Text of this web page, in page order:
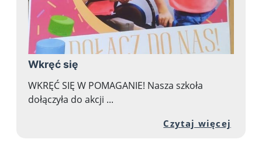
Wkręć się
WKRĘĆ SIĘ W POMAGANIE! Nasza szkoła
dołączyła do akcji ...
Czytaj więcej